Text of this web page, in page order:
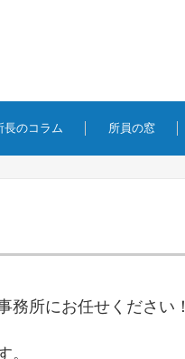
長のコラム 所員の窓
務所にお任せください！
。